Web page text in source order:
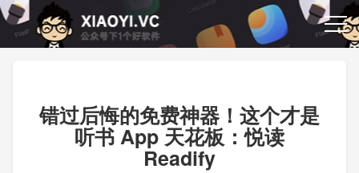
错过后悔的免费神器！这个才是
听书 App 天花板：悦读
Readify